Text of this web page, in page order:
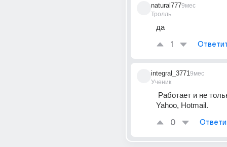
natural777
Тролль
9мес
да
1
integral_3771
Ученик
9мес
Yahoo, Hotmail.
0